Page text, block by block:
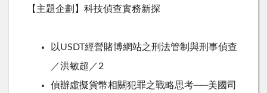
【主題企劃】科技偵查實務新探
以USDT經營賭博網站之刑法管制與刑事偵查
／洪敏超／2
偵辦虛擬貨幣相關犯罪之戰略思考──美國司